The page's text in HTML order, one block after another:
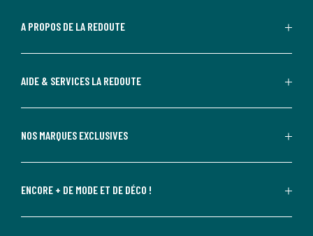
A PROPOS DE LA REDOUTE
AIDE & SERVICES LA REDOUTE
NOS MARQUES EXCLUSIVES
ENCORE + DE MODE ET DE DÉCO !